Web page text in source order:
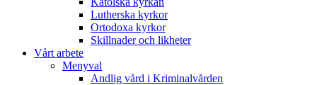
Lutherska kyrkor
Ortodoxa kyrkor
Skillnader och likheter
Vårt arbete
Menyval
Andlig vård i Kriminalvården